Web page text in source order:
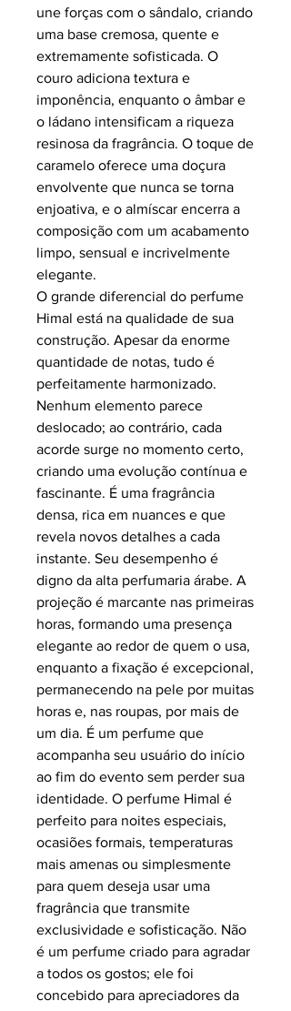
une forças com o sândalo, criando
uma base cremosa, quente e
extremamente sofisticada. O
couro adiciona textura e
imponência, enquanto o âmbar e
o ládano intensificam a riqueza
resinosa da fragrância. O toque de
caramelo oferece uma doçura
envolvente que nunca se torna
enjoativa, e o almíscar encerra a
composição com um acabamento
limpo, sensual e incrivelmente
elegante.
O grande diferencial do perfume
Himal está na qualidade de sua
construção. Apesar da enorme
quantidade de notas, tudo é
perfeitamente harmonizado.
Nenhum elemento parece
deslocado; ao contrário, cada
acorde surge no momento certo,
criando uma evolução contínua e
fascinante. É uma fragrância
densa, rica em nuances e que
revela novos detalhes a cada
instante. Seu desempenho é
digno da alta perfumaria árabe. A
projeção é marcante nas primeiras
horas, formando uma presença
elegante ao redor de quem o usa,
enquanto a fixação é excepcional,
permanecendo na pele por muitas
horas e, nas roupas, por mais de
um dia. É um perfume que
acompanha seu usuário do início
ao fim do evento sem perder sua
identidade. O perfume Himal é
perfeito para noites especiais,
ocasiões formais, temperaturas
mais amenas ou simplesmente
para quem deseja usar uma
fragrância que transmite
exclusividade e sofisticação. Não
é um perfume criado para agradar
a todos os gostos; ele foi
concebido para apreciadores da